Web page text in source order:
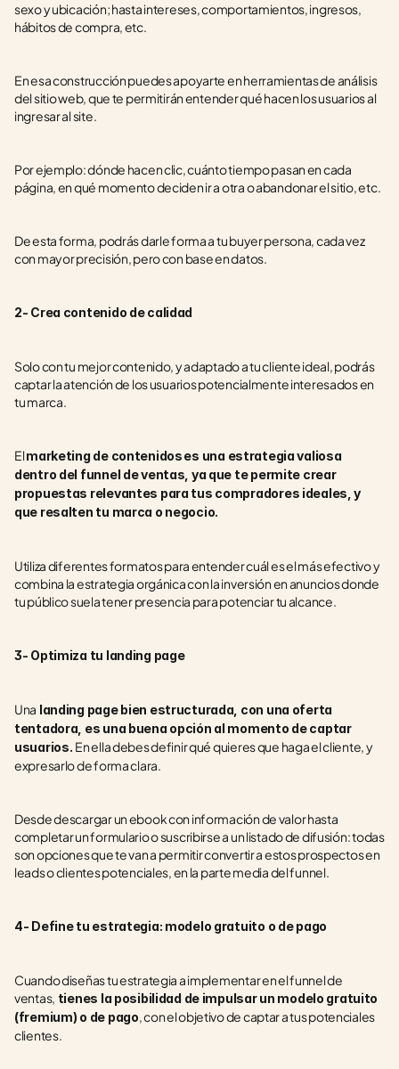
sexo y ubicación; hasta intereses, comportamientos, ingresos,
hábitos de compra, etc.
En esa construcción puedes apoyarte en herramientas de análisis
del sitio web, que te permitirán entender qué hacen los usuarios al
ingresar al site.
Por ejemplo: dónde hacen clic, cuánto tiempo pasan en cada
página, en qué momento deciden ir a otra o abandonar el sitio, etc.
De esta forma, podrás darle forma a tu buyer persona, cada vez
con mayor precisión, pero con base en datos.
2- Crea contenido de calidad
Solo con tu mejor contenido, y adaptado a tu cliente ideal, podrás
captar la atención de los usuarios potencialmente interesados en
tu marca.
El marketing de contenidoses una estrategia valiosa
dentro del funnel de ventas, ya que te permite crear
propuestas relevantes para tus compradores ideales, y
que resalten tu marca o negocio.
Utiliza diferentes formatos para entender cuál es el más efectivo y
combina la estrategia orgánica con la inversión en anuncios donde
tu público suela tener presencia para potenciar tu alcance.
3- Optimiza tu landing page
Una landing page bien estructurada, con una oferta
tentadora, es una buena opción al momento de captar
usuarios. En ella debes definir qué quieres que haga el cliente, y
expresarlo de forma clara.
Desde descargar un ebook con información de valor hasta
completar un formulario o suscribirse a un listado de difusión: todas
son opciones que te van a permitir convertir a estos prospectos en
leads o clientes potenciales, en la parte media del funnel.
4- Define tu estrategia: modelo gratuito o de pago
Cuando diseñas tu estrategia a implementar en el funnel de
ventas, tienes la posibilidad de impulsar un modelo gratuito
(fremium) o de pago, con el objetivo de captar a tus potenciales
clientes.